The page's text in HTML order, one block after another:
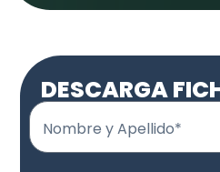
DESCARGA
Nombre y Apellido*